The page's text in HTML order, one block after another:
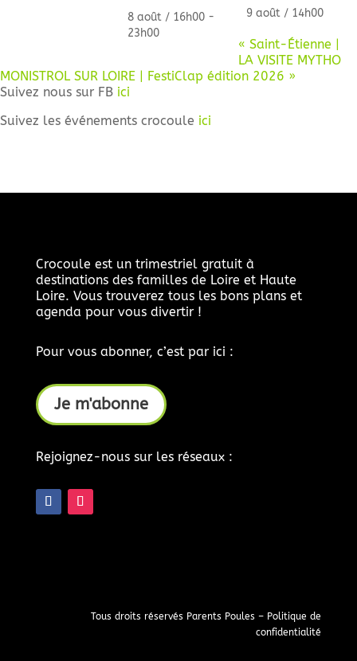
8 août / 16h00-
23h00
9 août / 14h00
« Saint-Étienne |
LA VISITE MYTHO
MONISTROL SUR LOIRE | FestiClap édition 2026 »
Suivez nous sur FB ici
Suivez les événements crocoule ici
Crocoule est un trimestriel gratuit à
destinations des familles de Loire et Haute
Loire. Vous trouverez tous les bons plans et
agenda pour vous divertir !
Pour vous abonner, c’est par ici :
Je m'abonne
Rejoignez-nous sur les réseaux :
Tous droits réservés Parents Poules – Politique de
confidentialité